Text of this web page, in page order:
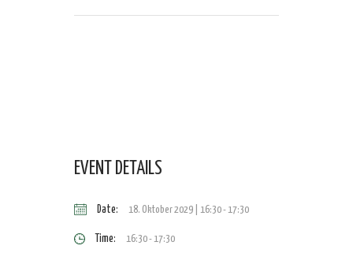
EVENT DETAILS
Date: 18. Oktober 2029 | 16:30-17:30
Time: 16:30 - 17:30